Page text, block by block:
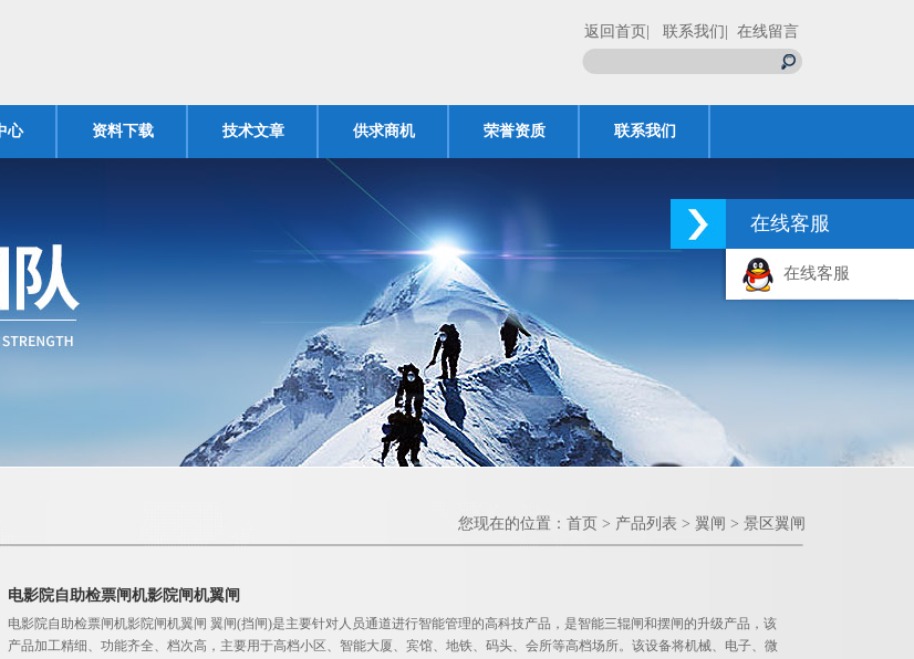
返回首页 | 联系我们 | 在线留言
心 资料下载 技术文章 供求商机 荣誉资质 联系我们
您现在的位置： 首页 > 产品列表 > 翼闸 > 景区翼闸
电影院自助检票闸机影院闸机翼闸
电影院自助检票闸机影院闸机翼闸 翼闸(挡闸)是主要针对人员通道进行智能管理的高科技产品，是智能三辊闸和摆闸的升级产品，该
产品加工精细、功能齐全、档次高，主要用于高档小区、智能大厦、宾馆、地铁、码头、会所等高档场所。该设备将机械、电子、微
在线客服
在线客服